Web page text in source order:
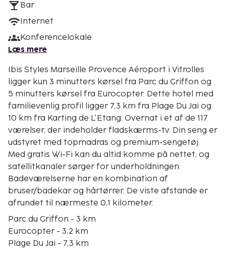
Bar
Internet
Konferencelokale
Læs mere
Ibis Styles Marseille Provence Aéroport i Vitrolles
ligger kun 3 minutters kørsel fra Parc du Griffon og
5 minutters kørsel fra Eurocopter. Dette hotel med
familievenlig profil ligger 7,3 km fra Plage Du Jai og
10 km fra Karting de L'Etang. Overnat i et af de 117
værelser, der indeholder fladskærms-tv. Din seng er
udstyret med topmadras og premium-sengetøj.
Med gratis Wi-Fi kan du altid komme på nettet, og
satellitkanaler sørger for underholdningen.
Badeværelserne har en kombination af
bruser/badekar og hårtørrer. De viste afstande er
afrundet til nærmeste 0,1 kilometer.
Parc du Griffon - 3 km
Eurocopter - 3,2 km
Plage Du Jai - 7,3 km